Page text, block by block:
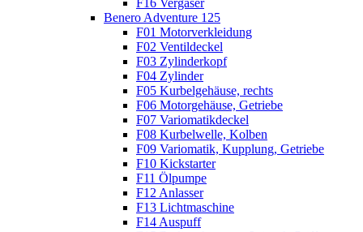
Benero Adventure 125
F01 Motorverkleidung
F02 Ventildeckel
F03 Zylinderkopf
F04 Zylinder
F05 Kurbelgehäuse, rechts
F06 Motorgehäuse, Getriebe
F07 Variomatikdeckel
F08 Kurbelwelle, Kolben
F09 Variomatik, Kupplung, Getriebe
F10 Kickstarter
F11 Ölpumpe
F12 Anlasser
F13 Lichtmaschine
F14 Auspuff